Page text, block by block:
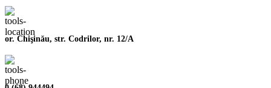
or. Chişinău, str. Codrilor, nr. 12/A